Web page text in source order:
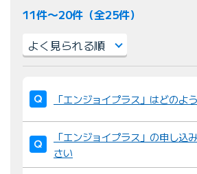
11件〜20件（全25件）
び
替
え
：
「エンジョイプラス」はどのよ
「エンジョイプラス」の申し込
さい